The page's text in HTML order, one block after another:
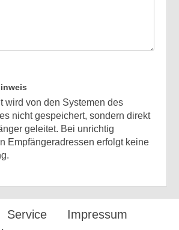
wird von den Systemen des
nicht gespeichert, sondern direkt
geleitet. Bei unrichtig
Empfängeradressen erfolgt keine
Service
Impressum